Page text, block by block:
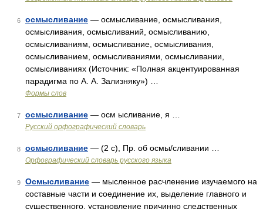
6 осмысливание — осмысливание, осмысливания,
осмысливания, осмысливаний, осмысливанию,
осмысливаниям, осмысливание, осмысливания,
осмысливанием, осмысливаниями, осмысливании,
осмысливаниях (Источник: «Полная акцентуированная
парадигма по А. А. Зализняку») …
Формы слов
7 осмысливание — осм ысливание, я …
Русский орфографический словарь
8 осмысливание — (2 с), Пр. об осмы/сливании …
Орфографический словарь русского языка
9 Осмысливание — мысленное расчленение изучаемого на
составные части и соединение их, выделение главного и
существенного, установление причинно следственных